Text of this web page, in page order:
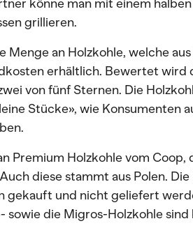
könne man mit einem
grillieren.
Menge an Holzkohle, welche
erhältlich. Bewertet wird
von fünf Sternen. Die
Stücke», wie Konsumenten
Premium Holzkohle vom Coop,
diese stammt aus Polen.
gekauft und nicht geliefert
sowie die Migros-Holzkohle